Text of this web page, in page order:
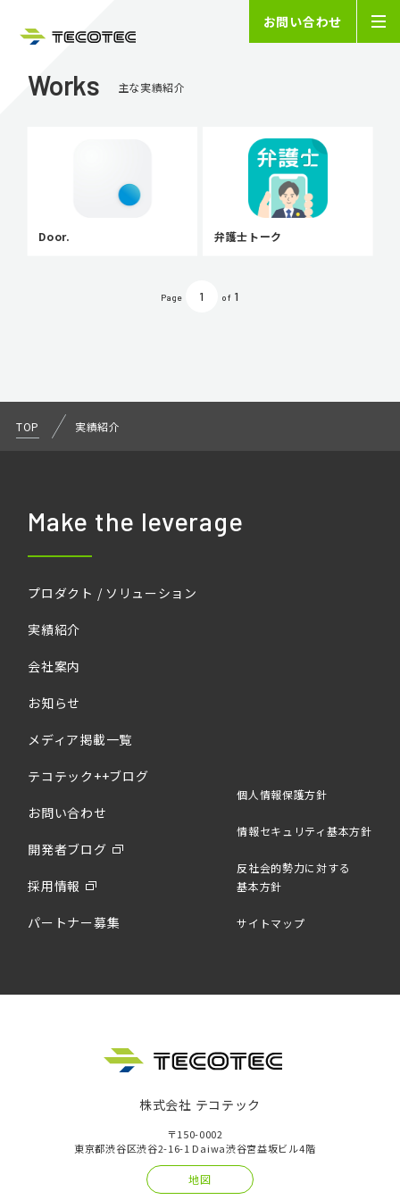
お問い合わせ
Works 主な実績紹介
Door. 弁護士トーク
Page 1 of 1
TOP 実績紹介
Make the leverage
プロダクト / ソリューション
実績紹介
会社案内
お知らせ
メディア掲載一覧
テコテック++ブログ
お問い合わせ
開発者ブログ
採用情報
パートナー募集
個人情報保護方針
情報セキュリティ基本方針
反社会的勢力に対する
基本方針
サイトマップ
株式会社 テコテック
〒150-0002
東京都渋谷区渋谷2-16-1 Daiwa渋谷宮益坂ビル4階
地図